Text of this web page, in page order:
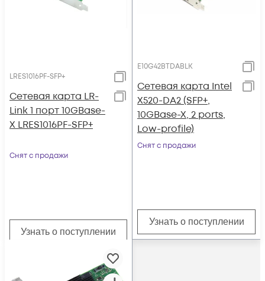
LRES1016PF-SFP+
Сетевая карта LR-
Link 1 порт 10GBase-
X LRES1016PF-SFP+
Снят с продажи
Узнать о поступлении
E10G42BTDABLK
Сетевая карта Intel
X520-DA2 (SFP+,
10GBase-X, 2 ports,
Low-profile)
Снят с продажи
Узнать о поступлении